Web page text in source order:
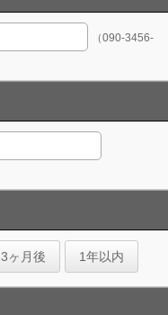
（090-3456-
3ヶ月後 1年以内